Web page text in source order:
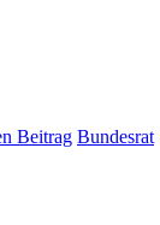
Bundesrat